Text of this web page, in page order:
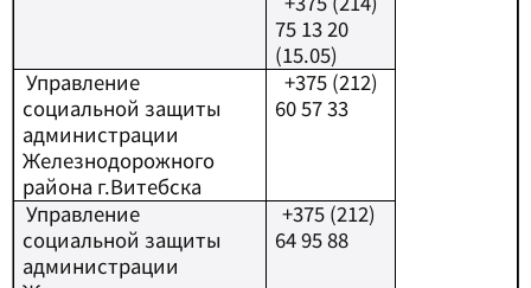
75 13 20
(15.05)
Управление
социальной защиты
администрации
Железнодорожного
района г.Витебска
+375 (212)
60 57 33
Управление
социальной защиты
администрации
+375 (212)
64 95 88